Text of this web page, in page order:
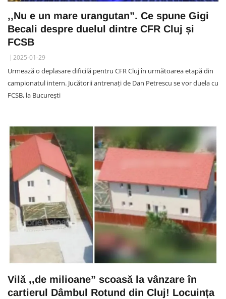
,,Nu e un mare urangutan”. Ce spune Gigi
Becali despre duelul dintre CFR Cluj și
FCSB
2025-01-29
Urmează o deplasare dificilă pentru CFR Cluj în următoarea etapă din
campionatul intern. Jucătorii antrenați de Dan Petrescu se vor duela cu
FCSB, la București
Vilă ,,de milioane” scoasă la vânzare în
cartierul Dâmbul Rotund din Cluj! Locuința